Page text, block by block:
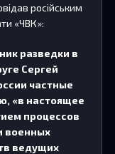
російським
«ЧВК»:
разведки в
Сергей
частные
«в настоящее
процессов
военных
ведущих